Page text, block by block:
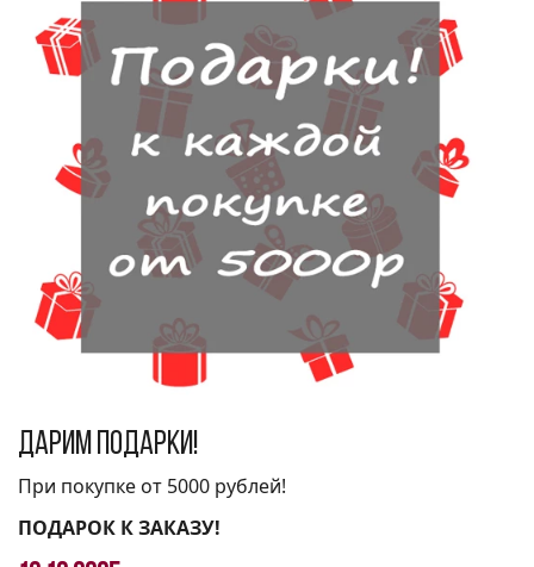
Дарим подарки!
При покупке от 5000 рублей!
ПОДАРОК К ЗАКАЗУ!